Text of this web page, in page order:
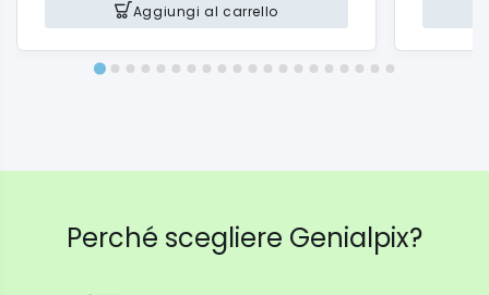
Aggiungi al carrello
Perché scegliere Genialpix?